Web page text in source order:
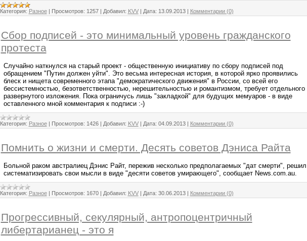
Категория: Разное | Просмотров: 1257 | Добавил: KVV | Дата: 13.09.2013 | Комментарии (0)
Сбор подписей - это минимальный уровень гражданского
протеста
Случайно наткнулся на старый проект - общественную инициативу по сбору подписей под
обращением "Путин должен уйти". Это весьма интересная история, в которой ярко проявились
блеск и нищета современного этапа "демократического движения" в России, со всей его
бессистемностью, безответственностью, нерешительностью и романтизмом, требует отдельного
развернутого изложения. Пока ограничусь лишь "закладкой" для будущих мемуаров - в виде
оставленного мной комментария к подписи :-)
Категория: Разное | Просмотров: 1426 | Добавил: KVV | Дата: 04.09.2013 | Комментарии (0)
Помнить о жизни и смерти. Десять советов Дэниса Райта
Больной раком австралиец Дэнис Райт, пережив несколько предполагаемых "дат смерти", решил
систематизировать свои мысли в виде "десяти советов умирающего", сообщает News.com.au.
Категория: Разное | Просмотров: 1670 | Добавил: KVV | Дата: 30.06.2013 | Комментарии (0)
Прогрессивный, секулярный, антропоцентричный
либертарианец - это я